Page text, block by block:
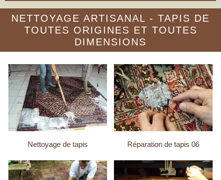
NETTOYAGE ARTISANAL - TAPIS DE
TOUTES ORIGINES ET TOUTES
DIMENSIONS
Nettoyage de tapis Réparation de tapis 06